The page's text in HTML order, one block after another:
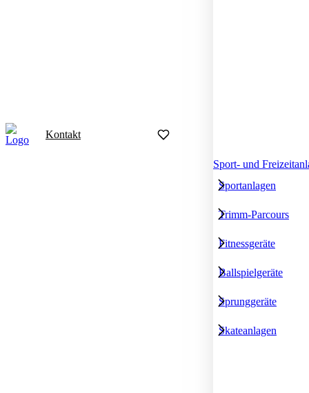
Sport- und
Sportanlagen
Trimm-Parcours
Fitnessgeräte
Ballspielgeräte
Sprunggeräte
Skateanlagen
Kontakt